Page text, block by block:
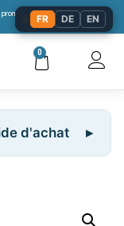
0
d'achat
FR DE EN